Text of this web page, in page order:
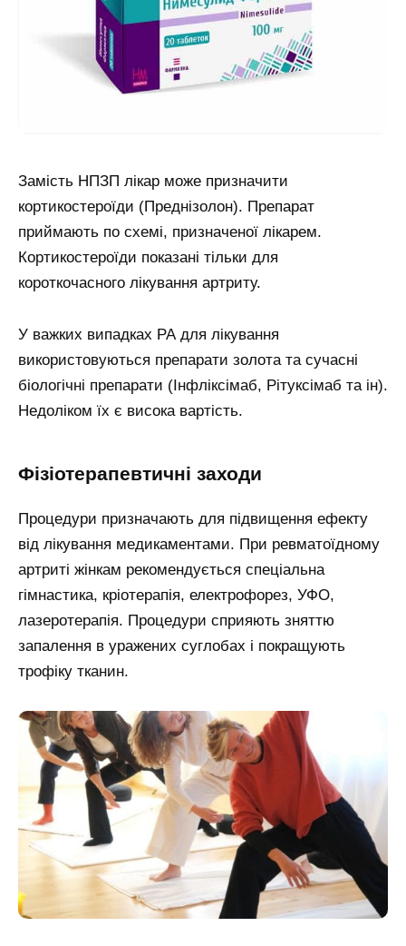
Замість НПЗП лікар може призначити
кортикостероїди (Преднізолон). Препарат
приймають по схемі, призначеної лікарем.
Кортикостероїди показані тільки для
короткочасного лікування артриту.
У важких випадках РА для лікування
використовуються препарати золота та сучасні
біологічні препарати (Інфліксімаб, Рітуксімаб та ін).
Недоліком їх є висока вартість.
Фізіотерапевтичні заходи
Процедури призначають для підвищення ефекту
від лікування медикаментами. При ревматоїдному
артриті жінкам рекомендується спеціальна
гімнастика, кріотерапія, електрофорез, УФО,
лазеротерапія. Процедури сприяють зняттю
запалення в уражених суглобах і покращують
трофіку тканин.